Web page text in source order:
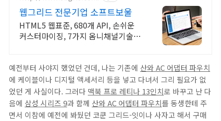
웹그리드 전문기업 소프트보울
HTML5 웹표준, 680개 API, 손쉬운
커스터마이징, 7가지 옴니채널기술지
예전부터 사야지 했었던 건데, 나는 기존에 산와 AC 어댑터 파우치
에 케이블이나 디지털 액세서리 등을 넣고 다녀서 그리 필요가 없
었던 게 사실이다. 그러다 맥북 프로 레티나 13인치로 바꾸고 난 다
음에 삼성 시리즈 9과 함께 산와 AC 어댑터 파우치를 동생한테 주
면서 이참에 예전에 봐뒀던 코쿤 그리드-잇이나 사자고 해서 구매